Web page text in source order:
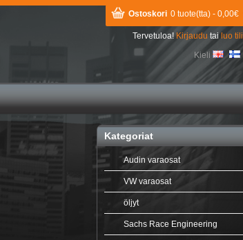
Ostoskori 0 tuote(tta) - 0,00€
Tervetuloa!Kirjaudu tai luo tili
Kieli
Kategoriat
Audin varaosat
VW varaosat
öljyt
Sachs Race Engineering